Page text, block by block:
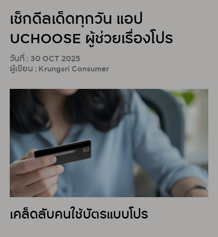
เช็กดีลเด็ดทุกวัน แอป
UCHOOSE ผู้ช่วยเรื่องโปร
วันที่ : 30 OCT 2025
ผู้เขียน : Krungsri Consumer
เคล็ดลับคนใช้บัตรแบบโปร